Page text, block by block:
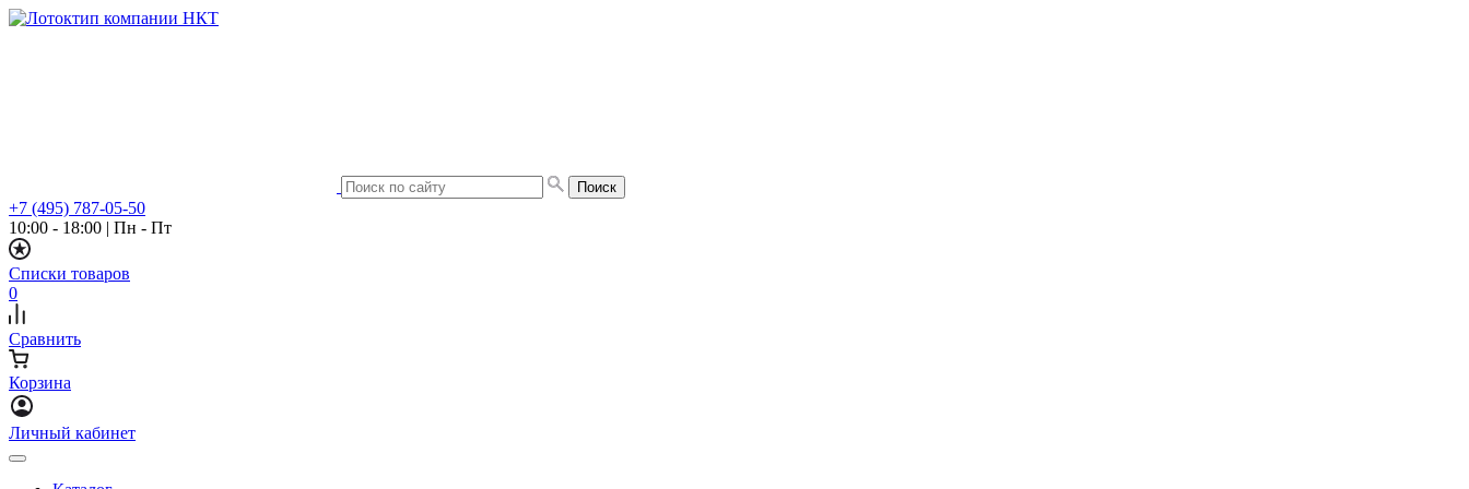
+7 (495) 787-05-50
10:00 - 18:00 | Пн - Пт
Списки товаров
0
Сравнить
Корзина
Личный кабинет